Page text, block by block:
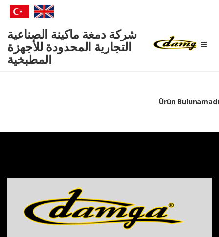
Damga
Makina
شركة دمغة ماكينة الصناعية
التجارية المحدودة للأجهزة
المطبخية
Ürün Bulunamadı